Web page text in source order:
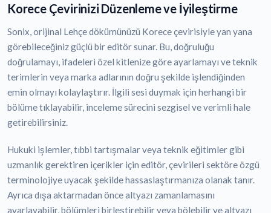
Korece Çevirinizi Düzenleme ve İyileştirme
Sonix, orijinal Lehçe dökümünüzü Korece çevirisiyle yan yana
görebileceğiniz güçlü bir editör sunar. Bu, doğruluğu
doğrulamayı, ifadeleri özel kitlenize göre ayarlamayı ve teknik
terimlerin veya marka adlarının doğru şekilde işlendiğinden
emin olmayı kolaylaştırır. İlgili sesi duymak için herhangi bir
bölüme tıklayabilir, inceleme sürecini sezgisel ve verimli hale
getirebilirsiniz.
Hukuki işlemler, tıbbi tartışmalar veya teknik eğitimler gibi
uzmanlık gerektiren içerikler için editör, çevirileri sektöre özgü
terminolojiye uyacak şekilde hassaslaştırmanıza olanak tanır.
Ayrıca dışa aktarmadan önce altyazı zamanlamasını
ayarlayabilir, bölümleri birleştirebilir veya bölebilir ve altyazı